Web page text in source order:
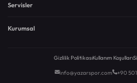
Servisler
Kurumsal
Gizlilik PolitikasıKullanım Koşulları
info@yazarspor.com +90